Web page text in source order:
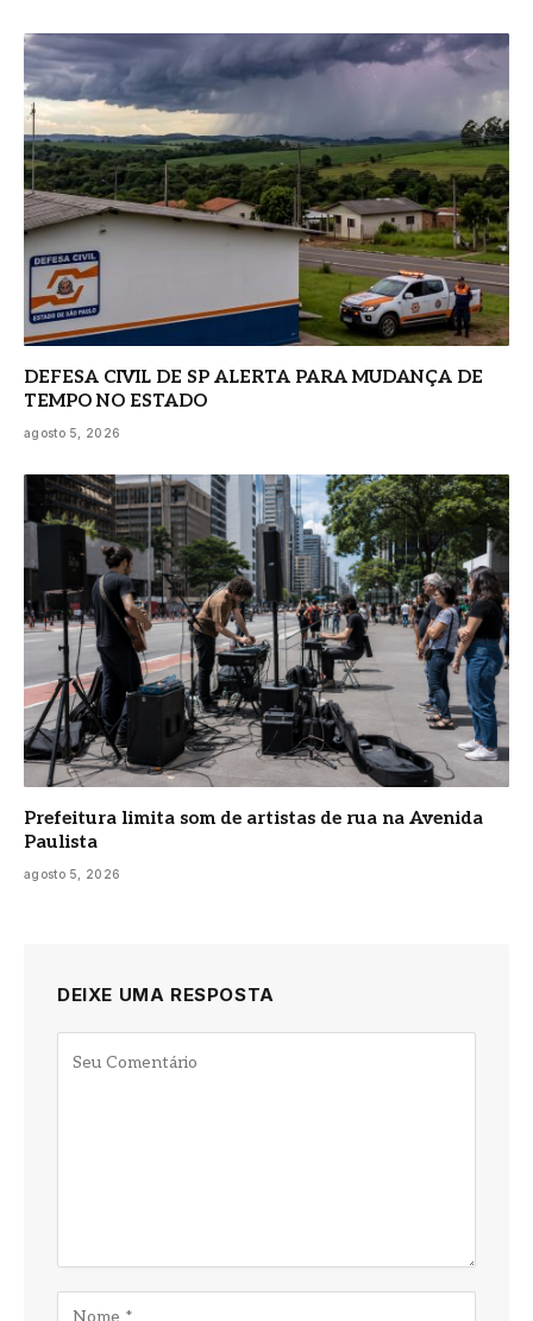
DEFESA CIVIL DE SP ALERTA PARA MUDANÇA DE
TEMPO NO ESTADO
agosto 5, 2026
Prefeitura limita som de artistas de rua na Avenida
Paulista
agosto 5, 2026
DEIXE UMA RESPOSTA